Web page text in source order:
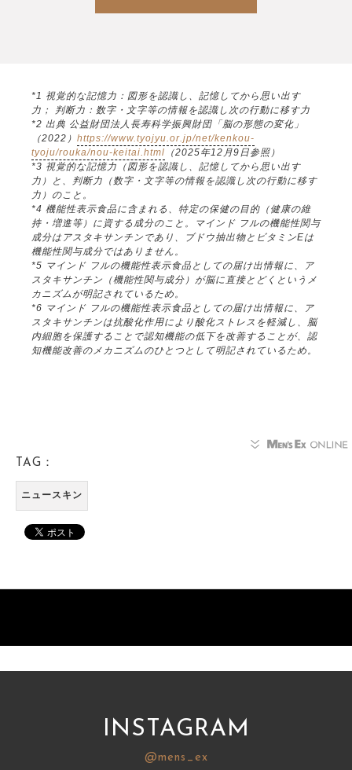
*1 視覚的な記憶力：図形を認識し、記憶してから思い出す
力； 判断力：数字・文字等の情報を認識し次の行動に移す力
*2 出典 公益財団法人長寿科学振興財団「脳の形態の変化」
（2022） https://www.tyojyu.or.jp/net/kenkou-
tyoju/rouka/nou-keitai.html （2025年12月9日参照）
*3 視覚的な記憶力（図形を認識し、記憶してから思い出す
力）と、判断力（数字・文字等の情報を認識し次の行動に移す
力）のこと。
*4 機能性表示食品に含まれる、特定の保健の目的（健康の維
持・増進等）に資する成分のこと。マインド フルの機能性関与
成分はアスタキサンチンであり、ブドウ抽出物とビタミンEは
機能性関与成分ではありません。
*5 マインド フルの機能性表示食品としての届け出情報に、ア
スタキサンチン（機能性関与成分）が脳に直接とどくというメ
カニズムが明記されているため。
*6 マインド フルの機能性表示食品としての届け出情報に、ア
スタキサンチンは抗酸化作用により酸化ストレスを軽減し、脳
内細胞を保護することで認知機能の低下を改善することが、認
知機能改善のメカニズムのひとつとして明記されているため。
TAG：
ニュースキン
INSTAGRAM
@mens_ex